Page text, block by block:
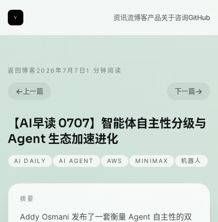
资讯流博客产品关于咨询GitHub
返回博客 2026年7月7日 1 分钟阅读
← 上一篇 下一篇→
【AI早读 0707】智能体自主性分级与
Agent 生态加速进化
AI DAILY AI AGENT AWS MINIMAX 机器人
摘要
Addy Osmani 发布了一套衡量 Agent 自主性的双